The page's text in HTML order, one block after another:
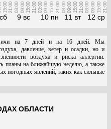
15:0021:00
9 вс
03:00 09:0015:00 21:00
10 пн
03:0009:00 15:00 21:00
11 вт
03:0009:00 15:00 21:00
12 ср
03:00 09:00 15:00 21:00
на 7 дней и на 16 дней. Мы
давление, ветер и осадки, но и
воздуха и риска аллергии.
планы на ближайшую неделю, а также
погодных явлений, таких как сильные
ОБЛАСТИ